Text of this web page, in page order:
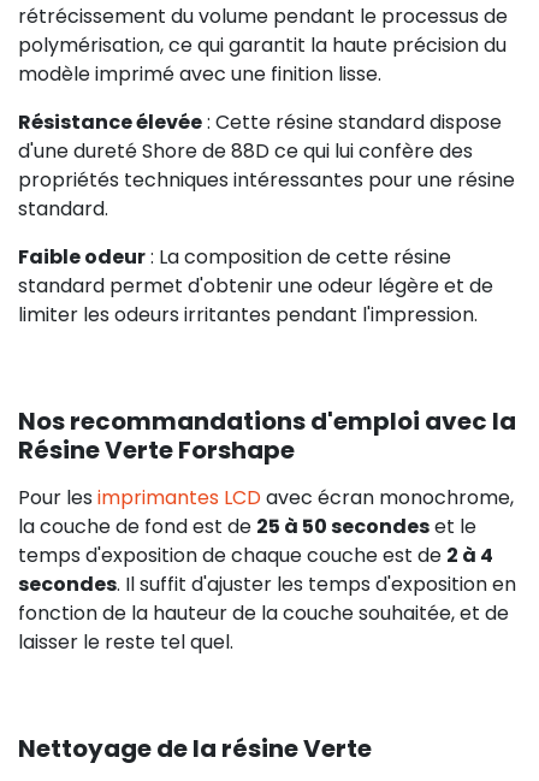
rétrécissement du volume pendant le processus de
polymérisation, ce qui garantit la haute précision du
modèle imprimé avec une finition lisse.
Résistance élevée: Cette résine standard dispose
d'une dureté Shore de 88D ce qui lui confère des
propriétés techniques intéressantes pour une résine
standard.
Faible odeur: La composition de cette résine
standard permet d'obtenir une odeur légère et de
limiter les odeurs irritantes pendant l'impression.
Nos recommandations d'emploi avec la
Résine Verte Forshape
Pour les imprimantes LCDavec écran monochrome,
la couche de fond est de 25 à 50 secondeset le
temps d'exposition de chaque couche est de 2 à 4
secondes. Il suffit d'ajuster les temps d'exposition en
fonction de la hauteur de la couche souhaitée, et de
laisser le reste tel quel.
Nettoyage de la résine Verte